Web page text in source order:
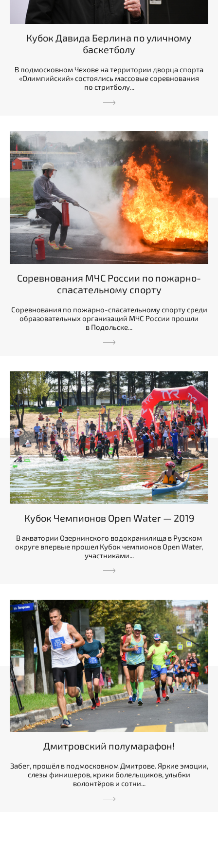
Кубок Давида Берлина по уличному
баскетболу
В подмосковном Чехове на территории дворца спорта
«Олимпийский» состоялись массовые соревнования
по стритболу...
Соревнования МЧС России по пожарно-
спасательному спорту
Соревнования по пожарно-спасательному спорту среди
образовательных организаций МЧС России прошли
в Подольске...
Кубок Чемпионов Open Water — 2019
В акватории Озернинского водохранилища в Рузском
округе впервые прошел Кубок чемпионов Open Water,
участниками...
Дмитровский полумарафон!
Забег, прошёл в подмосковном Дмитрове. Яркие эмоции,
слезы финишеров, крики болельщиков, улыбки
волонтёров и сотни...